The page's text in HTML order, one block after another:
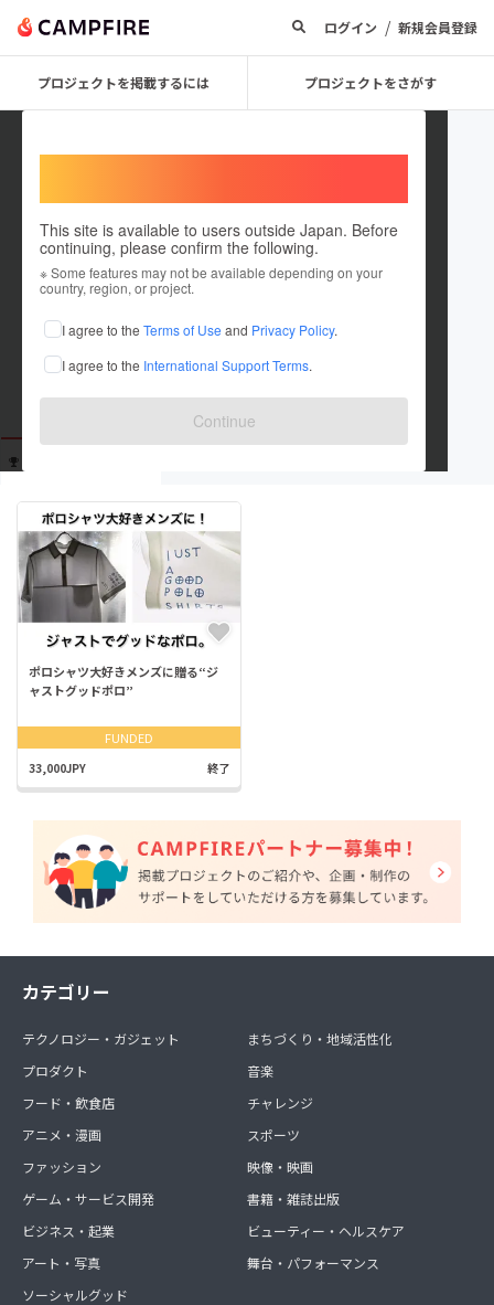
ログイン / 新規会員登録
プロジェクトを掲載するには プロジェクトをさがす
This site is available to users outside Japan. Before
continuing, please confirm the following.
※ Some features may not be available depending on your
country, region, or project.
I agree to the Terms of Use and Privacy Policy.
I agree to the International Support Terms.
Continue
Masuda Masayuki
出身国：未設定
ポロシャツ大好きメンズに贈る“ジ
ャストグッドポロ”
FUNDED
33,000JPY 終了
カテゴリー
テクノロジー・ガジェット
プロダクト
フード・飲食店
アニメ・漫画
ファッション
ゲーム・サービス開発
ビジネス・起業
アート・写真
ソーシャルグッド
まちづくり・地域活性化
音楽
チャレンジ
スポーツ
映像・映画
書籍・雑誌出版
ビューティー・ヘルスケア
舞台・パフォーマンス